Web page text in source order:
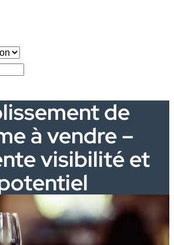
de
à vendre –
visibilité et